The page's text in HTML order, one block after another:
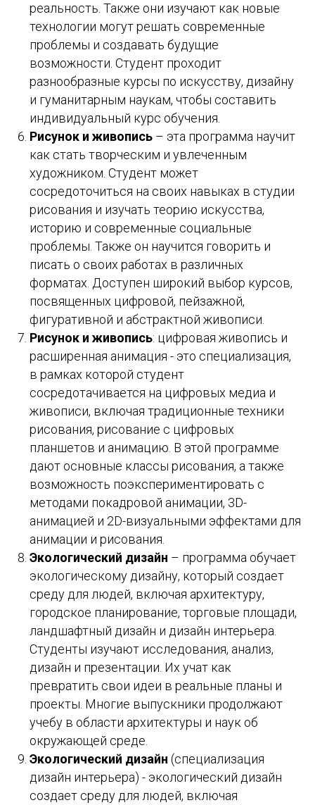
реальность. Также они изучают как новые
технологии могут решать современные
проблемы и создавать будущие
возможности. Студент проходит
разнообразные курсы по искусству, дизайну
и гуманитарным наукам, чтобы составить
индивидуальный курс обучения.
Рисунок и живопись – эта программа научит
как стать творческим и увлеченным
художником. Студент может
сосредоточиться на своих навыках в студии
рисования и изучать теорию искусства,
историю и современные социальные
проблемы. Также он научится говорить и
писать о своих работах в различных
форматах. Доступен широкий выбор курсов,
посвященных цифровой, пейзажной,
фигуративной и абстрактной живописи.
Рисунок и живопись: цифровая живопись и
расширенная анимация - это специализация,
в рамках которой студент
сосредотачивается на цифровых медиа и
живописи, включая традиционные техники
рисования, рисование с цифровых
планшетов и анимацию. В этой программе
дают основные классы рисования, а также
возможность поэкспериментировать с
методами покадровой анимации, 3D-
анимацией и 2D-визуальными эффектами для
анимации и рисования.
Экологический дизайн – программа обучает
экологическому дизайну, который создает
среду для людей, включая архитектуру,
городское планирование, торговые площади,
ландшафтный дизайн и дизайн интерьера.
Студенты изучают исследования, анализ,
дизайн и презентации. Их учат как
превратить свои идеи в реальные планы и
проекты. Многие выпускники продолжают
учебу в области архитектуры и наук об
окружающей среде.
Экологический дизайн (специализация
дизайн интерьера) - экологический дизайн
создает среду для людей, включая